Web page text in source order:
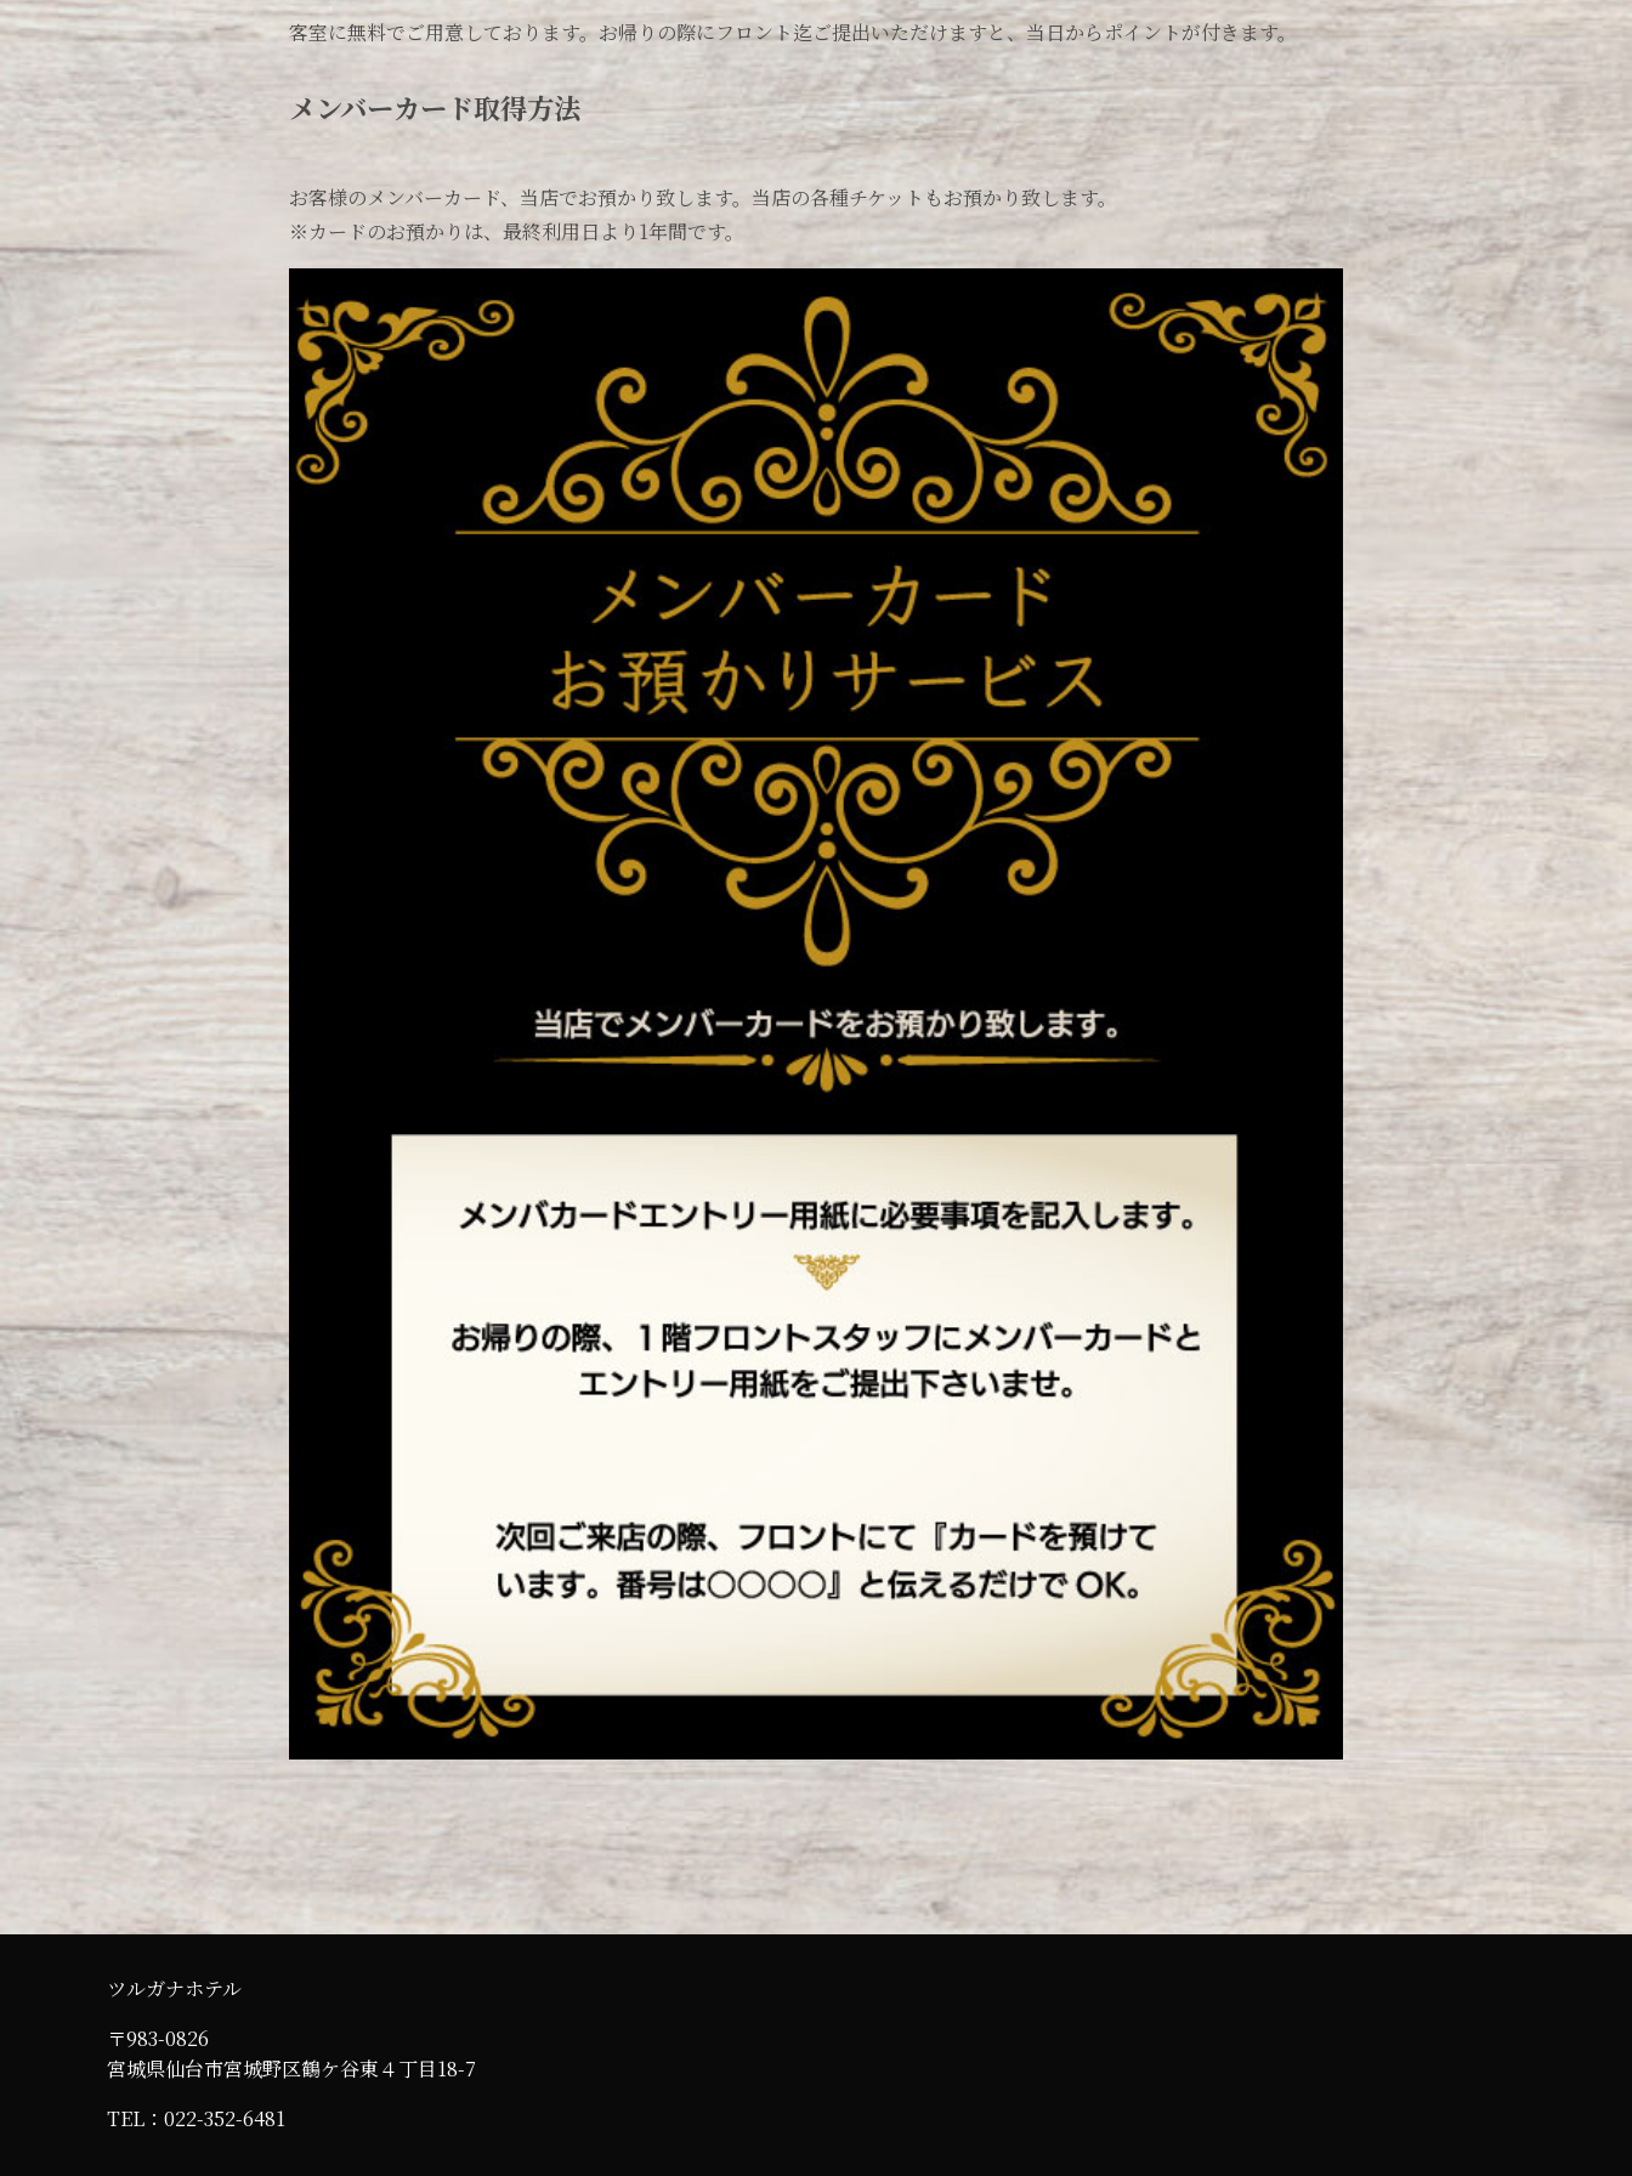
客室に無料でご用意しております。お帰りの際にフロント迄ご提出いただけますと、当日からポイントが付きます。
メンバーカード取得方法
お客様のメンバーカード、当店でお預かり致します。当店の各種チケットもお預かり致します。
※カードのお預かりは、最終利用日より1年間です。
ツルガナホテル
〒983-0826
宮城県仙台市宮城野区鶴ケ谷東４丁目18-7
TEL： 022-352-6481